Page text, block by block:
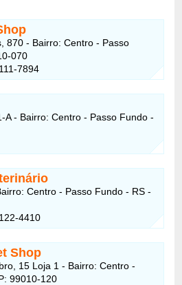
870 - Bairro: Centro - Passo
070
7894
A - Bairro: Centro - Passo Fundo -
Centro - Passo Fundo - RS -
4410
Shop
15 Loja 1 - Bairro: Centro -
99010-120